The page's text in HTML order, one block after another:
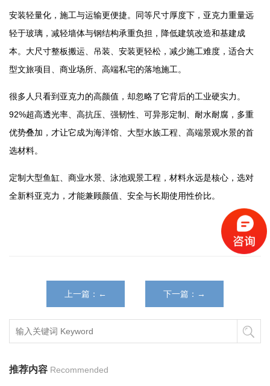
安装轻量化，施工与运输更便捷。同等尺寸厚度下，亚克力重量远
轻于玻璃，减轻墙体与钢结构承重负担，降低建筑改造和基建成
本。大尺寸整板搬运、吊装、安装更轻松，减少施工难度，适合大
型文旅项目、商业场所、高端私宅的落地施工。
很多人只看到亚克力的高颜值，却忽略了它背后的工业硬实力。
92%超高透光率、高抗压、强韧性、可异形定制、耐水耐腐，多重
优势叠加，才让它成为海洋馆、大型水族工程、高端景观水景的首
选材料。
定制大型鱼缸、商业水景、泳池观景工程，材料永远是核心，选对
全新料亚克力，才能兼顾颜值、安全与长期使用性价比。
上一篇：← 下一篇：→
推荐内容 Recommended